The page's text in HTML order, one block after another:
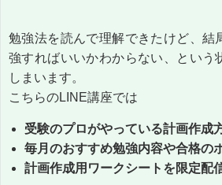
勉強法を読んで理解できたけど、結
強すればいいかわからない、という
しまいます。
こちらのLINE講座では
受験のプロがやっている計画作成
毎月のおすすめ勉強内容や合格の
計画作成用ワークシートを限定配